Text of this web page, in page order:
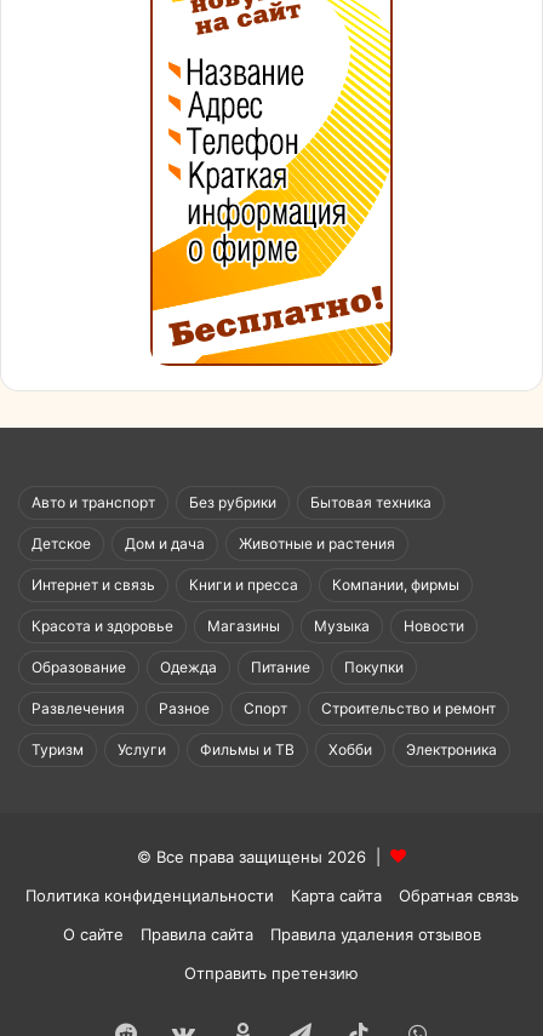
Авто и транспорт Без рубрики Бытовая техника
Детское Дом и дача Животные и растения
Интернет и связь Книги и пресса Компании, фирмы
Красота и здоровье Магазины Музыка Новости
Образование Одежда Питание Покупки
Развлечения Разное Спорт Строительство и ремонт
Туризм Услуги Фильмы и ТВ Хобби Электроника
© Все права защищены 2026 |
Политика конфиденциальности
Карта сайта
Обратная связь
О сайте
Правила сайта
Правила удаления отзывов
Отправить претензию